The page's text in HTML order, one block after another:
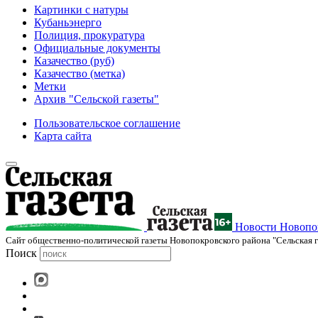
Картинки с натуры
Кубаньэнерго
Полиция, прокуратура
Официальные документы
Казачество (руб)
Казачество (метка)
Метки
Архив "Сельской газеты"
Пользовательское соглашение
Карта сайта
Новости
Cайт общественно-политической газеты Новопокровского района "Сельская
Поиск